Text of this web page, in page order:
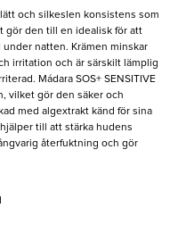
och silkeslen konsistens som
gör den till en idealisk för att
natten. Krämen minskar
irritation och är särskilt lämplig
Mádara SOS+ SENSITIVE
vilket gör den säker och
med algextrakt känd för sina
till att stärka hudens
återfuktning och gör